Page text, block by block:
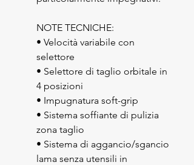
NOTE TECNICHE:
• Velocità variabile con
selettore
• Selettore di taglio orbitale in
4 posizioni
• Impugnatura soft-grip
• Sistema soffiante di pulizia
zona taglio
• Sistema di aggancio/sgancio
lama senza utensili in